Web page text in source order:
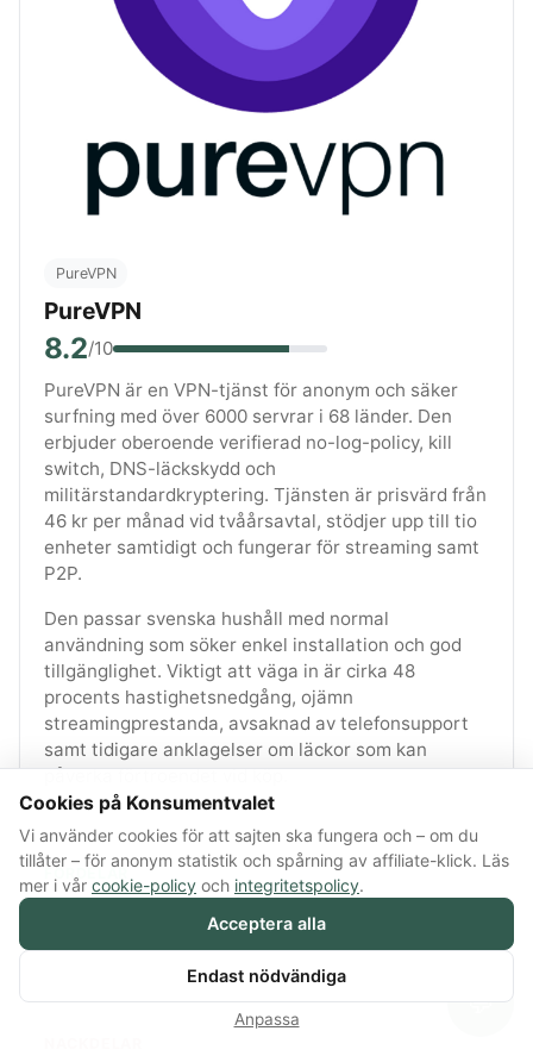
PureVPN
PureVPN
8.2/10
PureVPN är en VPN-tjänst för anonym och säker
surfning med över 6000 servrar i 68 länder. Den
erbjuder oberoende verifierad no-log-policy, kill
switch, DNS-läckskydd och
militärstandardkryptering. Tjänsten är prisvärd från
46 kr per månad vid tvåårsavtal, stödjer upp till tio
enheter samtidigt och fungerar för streaming samt
P2P.
Den passar svenska hushåll med normal
användning som söker enkel installation och god
tillgänglighet. Viktigt att väga in är cirka 48
procents hastighetsnedgång, ojämn
streamingprestanda, avsaknad av telefonsupport
samt tidigare anklagelser om läckor som kan
påverka förtroendet vid köp.
FÖRDELAR
Stort serverutbud på över 6000
Upp till 10 olika enheter
Verifierad no-log policy
💬
Cookies på Konsumentvalet
Vi använder cookies för att sajten ska fungera och – om du
tillåter – för anonym statistik och spårning av affiliate-klick. Läs
mer i vår cookie-policy och integritetspolicy.
Acceptera alla
Endast nödvändiga
Anpassa